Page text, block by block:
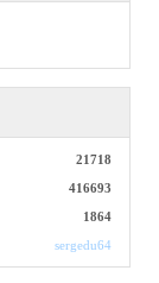
21718
416693
1864
sergedu64